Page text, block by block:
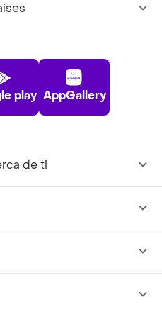
play AppGallery
de ti